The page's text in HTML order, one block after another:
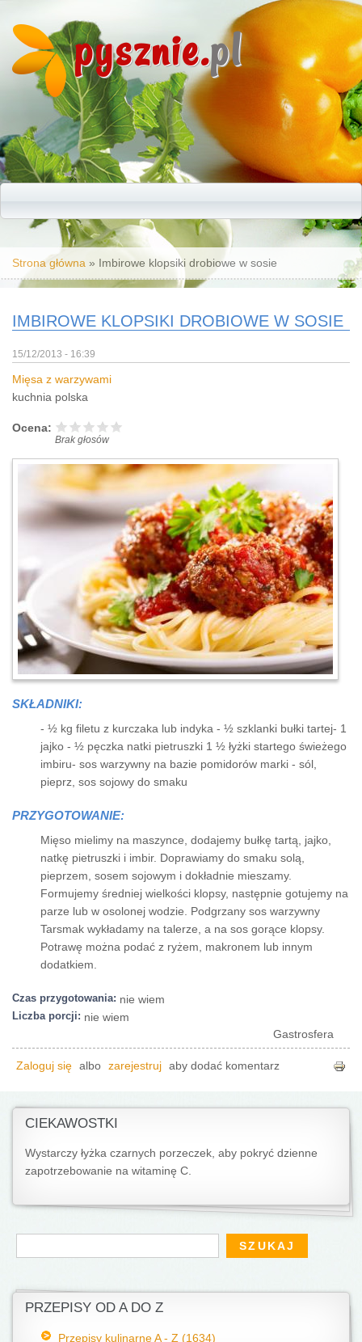
pysznie.pl
Jesteś tutaj
Strona główna » Imbirowe klopsiki drobiowe w sosie
IMBIROWE KLOPSIKI DROBIOWE W SOSIE
15/12/2013 - 16:39
Mięsa z warzywami
kuchnia polska
Ocena:
Brak głosów
SKŁADNIKI:
- ½ kg filetu z kurczaka lub indyka - ½ szklanki bułki tartej- 1
jajko - ½ pęczka natki pietruszki 1 ½ łyżki startego świeżego
imbiru- sos warzywny na bazie pomidorów marki - sól,
pieprz, sos sojowy do smaku
PRZYGOTOWANIE:
Mięso mielimy na maszynce, dodajemy bułkę tartą, jajko,
natkę pietruszki i imbir. Doprawiamy do smaku solą,
pieprzem, sosem sojowym i dokładnie mieszamy.
Formujemy średniej wielkości klopsy, następnie gotujemy na
parze lub w osolonej wodzie. Podgrzany sos warzywny
Tarsmak wykładamy na talerze, a na sos gorące klopsy.
Potrawę można podać z ryżem, makronem lub innym
dodatkiem.
Czas przygotowania: nie wiem
Liczba porcji: nie wiem
Gastrosfera
Zaloguj się albo zarejestruj aby dodać komentarz
CIEKAWOSTKI
Wystarczy łyżka czarnych porzeczek, aby pokryć dzienne
zapotrzebo­wanie na witaminę C.
Formularz wyszukiwania
Szukaj
PRZEPISY OD A DO Z
Przepisy kulinarne A - Z (1634)